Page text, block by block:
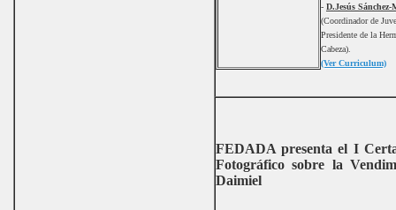
- D.Jesús
(Coordinador de
Presidente de la
Cabeza).
(Ver Curriculum)
FEDADA presenta el I
Fotográfico sobre la
Daimiel